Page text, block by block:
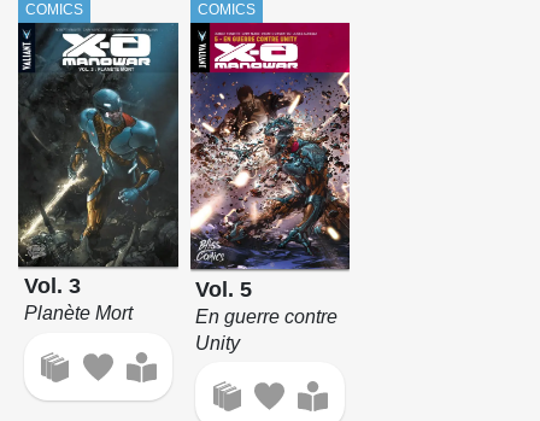
COMICS
Vol. 3
Planète Mort
COMICS
Vol. 5
En guerre contre
Unity